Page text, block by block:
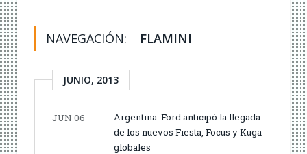
NAVEGACIÓN: FLAMINI
JUNIO, 2013
JUN 06
Argentina: Ford anticipó la llegada
de los nuevos Fiesta, Focus y Kuga
globales